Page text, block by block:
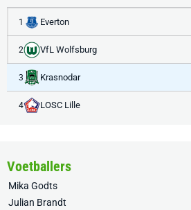
1 Everton
2 VfL Wolfsburg
3 Krasnodar
4 LOSC Lille
Voetballers
Mika Godts
Julian Brandt